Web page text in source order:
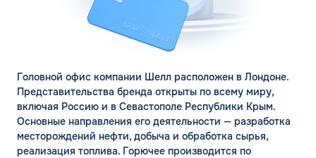
Головной офис компании Шелл расположен в Лондоне.
Представительства бренда открыты по всему миру,
включая Россию и в Севастополе Республики Крым.
Основные направления его деятельности — разработка
месторождений нефти, добыча и обработка сырья,
реализация топлива. Горючее производится по